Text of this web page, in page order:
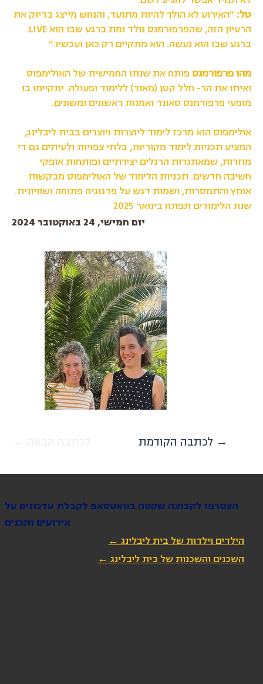
טל: ״האירוע לא הולך להיות מתועד, והנחש מייצג בדיוק את
הרעיון הזה, שהפרפורמנס נולד ומת ברגע שבו הוא LIVE.
ברגע שבו הוא נעשה. הוא מתקיים רק כאן ועכשיו.״
מהו פרפורמנס פותח את שנתו החמישית של האולימפוס
ואיתו את הר- חלל קטן (מאוד) ללימוד ופעולה. יתקיימו בו
מופעי פרפורמנס סאונד ואמנות ראשונים ומשונים.
אולימפוס הוא מרכז לימוד ליוצרות ויוצרים בבית ליבלינג,
המציע תכניות לימוד מקוריות, בלתי צפויות ולעיתים גם די
מוזרות, שמאתגרות הרגלים יצירתיים ופותחות אופקי
חשיבה חדשים. תכניות הלימוד של האולימפוס מבקשות
אומץ והתמסרות, ושמות דגש על פדגוגיה פתוחה ושוויונית.
שנת הלימודים תפתח בינואר 2025
יום חמישי, 24 באוקטובר 2024
לכתבה הקודמת →
הצטרפו לקבוצה שקטה בוואטסאפ לקבלת עדכונים על
אירועים ותכנים
הילדים וילדות של בית ליבלינג ←
השכנים והשכנות של בית ליבלינג ←